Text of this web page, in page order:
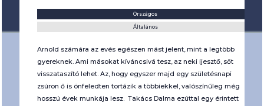
Országos
Általános
Arnold számára az evés egészen mást jelent, mint a legtöbb
gyereknek. Ami másokat kíváncsivá tesz, az neki ijesztő, sőt
visszataszító lehet. Az, hogy egyszer majd egy születésnapi
zsúron ő is önfeledten tortázik a többiekkel, valószínűleg még
hosszú évek munkája lesz. Takács Dalma ezúttal egy érintett